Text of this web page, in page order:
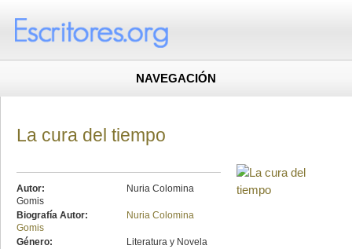
NAVEGACIÓN
La cura del tiempo
Autor:
Nuria Colomina
Gomis
Biografía Autor:
Nuria Colomina
Gomis
Género:
Literatura y Novela